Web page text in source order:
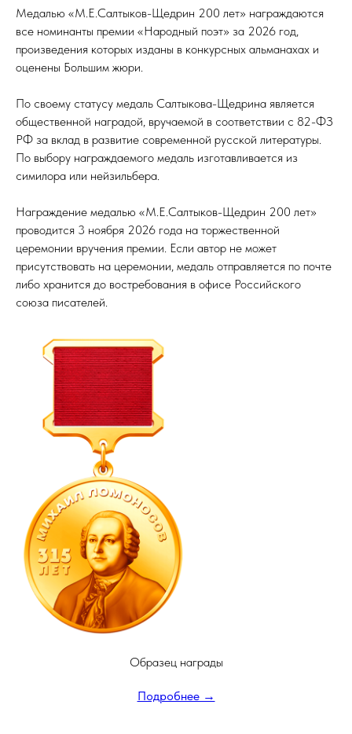
Медалью «М.Е.Салтыков-Щедрин 200 лет» награждаются
все номинанты премии «Народный поэт» за 2026 год,
произведения которых изданы в конкурсных альманахах и
оценены Большим жюри.
По своему статусу медаль Салтыкова-Щедрина является
общественной наградой, вручаемой в соответствии с 82-ФЗ
РФ за вклад в развитие современной русской литературы.
По выбору награждаемого медаль изготавливается из
симилора или нейзильбера.
Награждение медалью «М.Е.Салтыков-Щедрин 200 лет»
проводится 3 ноября 2026 года на торжественной
церемонии вручения премии. Если автор не может
присутствовать на церемонии, медаль отправляется по почте
либо хранится до востребования в офисе Российского
союза писателей.
Образец награды
Подробнее →